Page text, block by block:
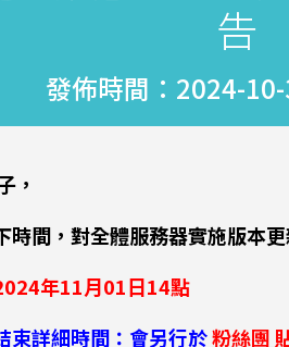
告
發佈時間：2024-
，
時間，對全體服務器實施版本
年11月01日14點
束詳細時間：會另行於粉絲團